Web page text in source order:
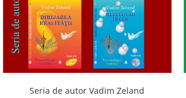
Seria de autor Vadim Zeland